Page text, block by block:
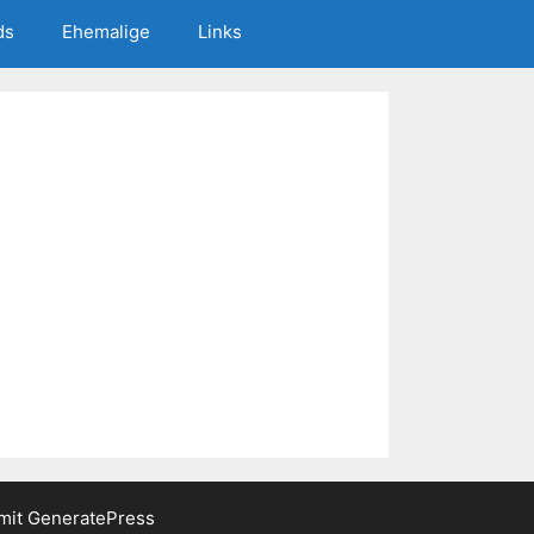
Ehemalige Links
GeneratePress